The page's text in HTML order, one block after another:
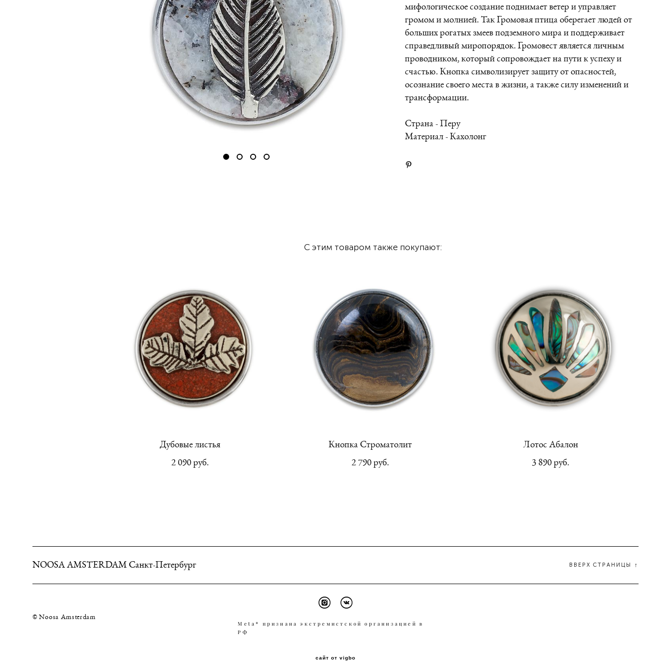
мифологическое создание поднимает ветер и управляет
громом и молнией. Так Громовая птица оберегает людей от
больших рогатых змеев подземного мира и поддерживает
справедливый миропорядок. Громовест является личным
проводником, который сопровождает на пути к успеху и
счастью. Кнопка символизирует защиту от опасностей,
осознание своего места в жизни, а также силу изменений и
трансформации.
Страна - Перу
Материал - Кахолонг
С этим товаром также покупают:
Дубовые листья
2 090 pуб.
Кнопка Строматолит
2 790 pуб.
Лотос Абалон
3 890 pуб.
NOOSA AMSTERDAM Санкт-Петербург ВВЕРХ СТРАНИЦЫ ↑
© Noosa Amsterdam
Meta* признана экстремистской организацией в
РФ
сайт от vigbo